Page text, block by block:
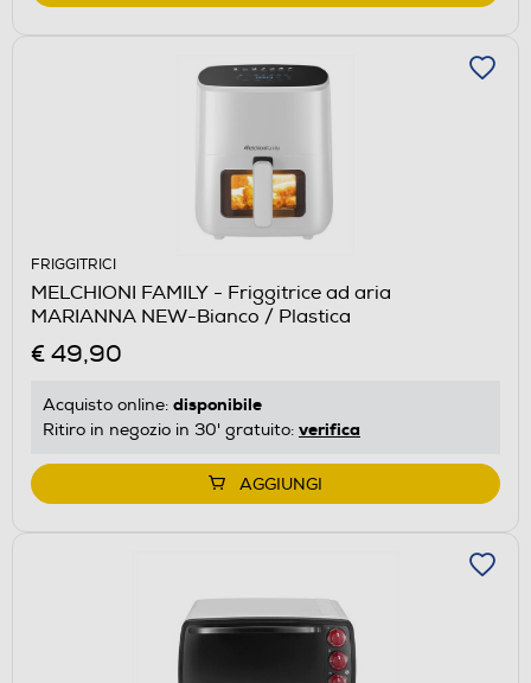
FRIGGITRICI
MELCHIONI FAMILY - Friggitrice ad aria
MARIANNA NEW-Bianco / Plastica
€ 49,90
Acquisto online: disponibile
Ritiro in negozio in 30' gratuito: verifica
AGGIUNGI